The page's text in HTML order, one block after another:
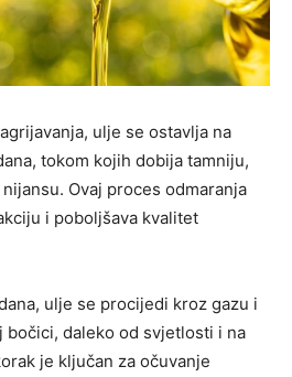
ulje se ostavlja na
tokom kojih dobija tamniju,
Ovaj proces odmaranja
i poboljšava kvalitet
ulje se procijedi kroz gazu i
bočici, daleko od svjetlosti i na
je ključan za očuvanje